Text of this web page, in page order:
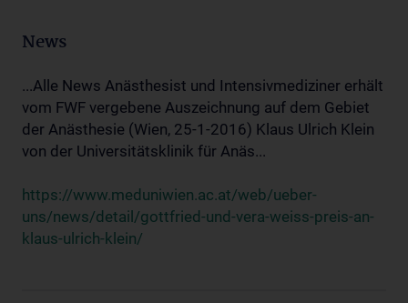
News
...Alle News Anästhesist und Intensivmediziner erhält
vom FWF vergebene Auszeichnung auf dem Gebiet
der Anästhesie (Wien, 25-1-2016) Klaus Ulrich Klein
von der Universitätsklinik für Anäs...
https://www.meduniwien.ac.at/web/ueber-
uns/news/detail/gottfried-und-vera-weiss-preis-an-
klaus-ulrich-klein/